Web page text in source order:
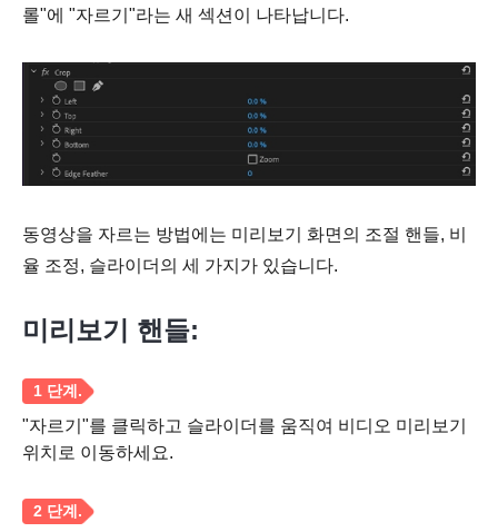
4단계.
롤"에 "자르기"라는 새 섹션이 나타납니다.
동영상을 자르는 방법에는 미리보기 화면의 조절 핸들, 비
율 조정, 슬라이더의 세 가지가 있습니다.
미리보기 핸들:
"자르기"를 클릭하고 슬라이더를 움직여 비디오 미리보기
위치로 이동하세요.